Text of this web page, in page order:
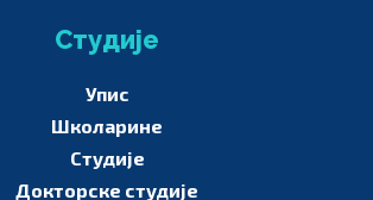
Студије
Упис
Школарине
Студије
Докторске студије